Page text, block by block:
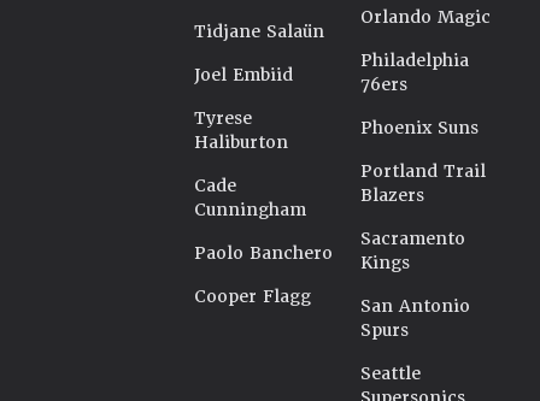
Tidjane Salaün
Joel Embiid
Tyrese
Haliburton
Cade
Cunningham
Paolo Banchero
Cooper Flagg
Orlando Magic
Philadelphia
76ers
Phoenix Suns
Portland Trail
Blazers
Sacramento
Kings
San Antonio
Spurs
Seattle